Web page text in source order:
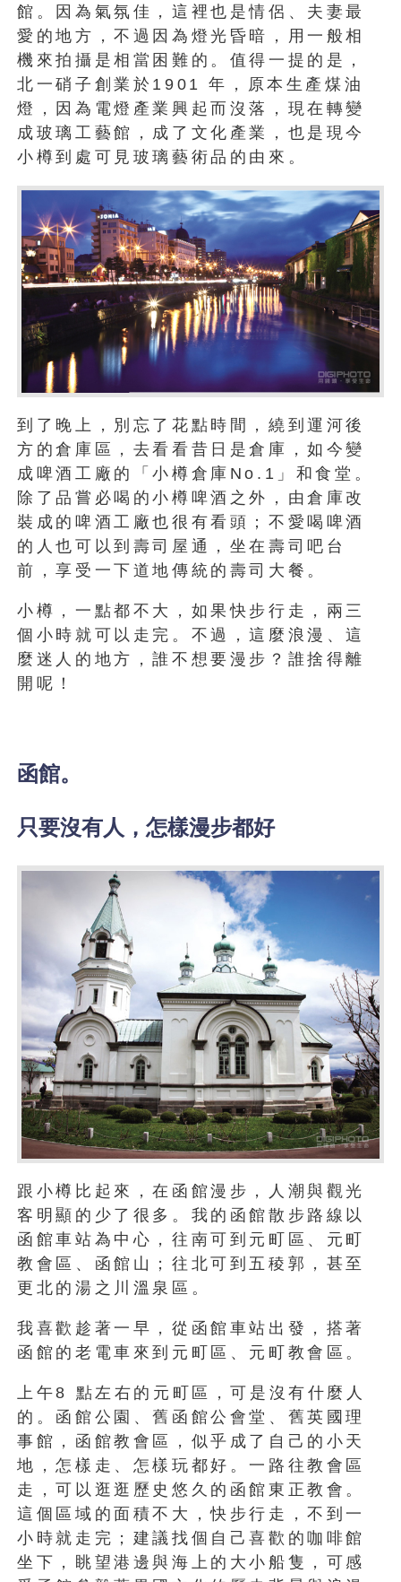
館。因為氣氛佳，這裡也是情侶、夫妻最
愛的地方，不過因為燈光昏暗，用一般相
機來拍攝是相當困難的。值得一提的是，
北一硝子創業於1901 年，原本生產煤油
燈，因為電燈產業興起而沒落，現在轉變
成玻璃工藝館，成了文化產業，也是現今
小樽到處可見玻璃藝術品的由來。
到了晚上，別忘了花點時間，繞到運河後
方的倉庫區，去看看昔日是倉庫，如今變
成啤酒工廠的「小樽倉庫No.1」和食堂。
除了品嘗必喝的小樽啤酒之外，由倉庫改
裝成的啤酒工廠也很有看頭；不愛喝啤酒
的人也可以到壽司屋通，坐在壽司吧台
前，享受一下道地傳統的壽司大餐。
小樽，一點都不大，如果快步行走，兩三
個小時就可以走完。不過，這麼浪漫、這
麼迷人的地方，誰不想要漫步？誰捨得離
開呢！
函館。
只要沒有人，怎樣漫步都好
跟小樽比起來，在函館漫步，人潮與觀光
客明顯的少了很多。我的函館散步路線以
函館車站為中心，往南可到元町區、元町
教會區、函館山；往北可到五稜郭，甚至
更北的湯之川溫泉區。
我喜歡趁著一早，從函館車站出發，搭著
函館的老電車來到元町區、元町教會區。
上午8 點左右的元町區，可是沒有什麼人
的。函館公園、舊函館公會堂、舊英國理
事館，函館教會區，似乎成了自己的小天
地，怎樣走、怎樣玩都好。一路往教會區
走，可以逛逛歷史悠久的函館東正教會。
這個區域的面積不大，快步行走，不到一
小時就走完；建議找個自己喜歡的咖啡館
坐下，眺望港邊與海上的大小船隻，可感